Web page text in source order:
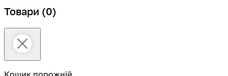
Товари (0)
Кошик порожній